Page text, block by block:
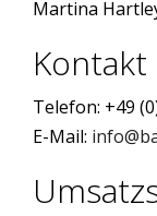
Martina
Kontakt
Telefon: +49
E-Mail: